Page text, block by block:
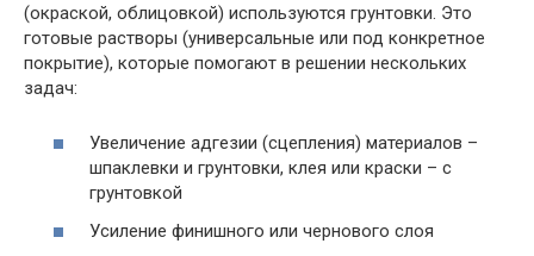
(окраской, облицовкой) используются грунтовки. Это
готовые растворы (универсальные или под конкретное
покрытие), которые помогают в решении нескольких
задач:
Увеличение адгезии (сцепления) материалов –
шпаклевки и грунтовки, клея или краски – с
грунтовкой
Усиление финишного или чернового слоя